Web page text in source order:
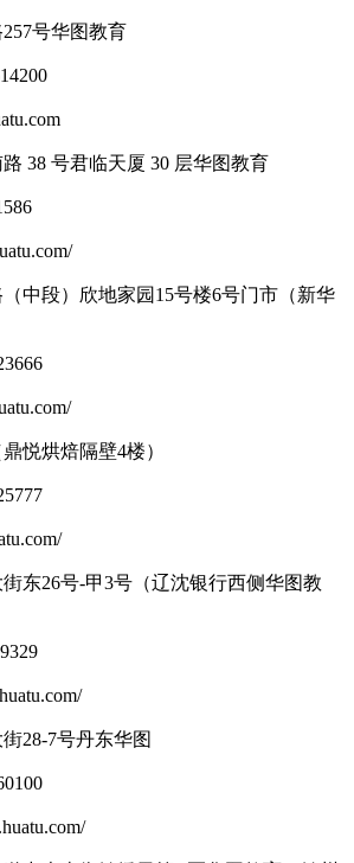
号华图教育
38 号君临天厦 30 层华图教育
中段）欣地家园15号楼6号门市（新华
悦烘焙隔壁4楼）
东26号-甲3号（辽沈银行西侧华图教
28-7号丹东华图